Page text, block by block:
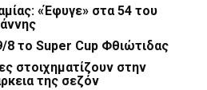
«Έφυγε» στα 54 του
8 το Super Cup Φθιώτιδας
στοιχηματίζουν στην
της σεζόν